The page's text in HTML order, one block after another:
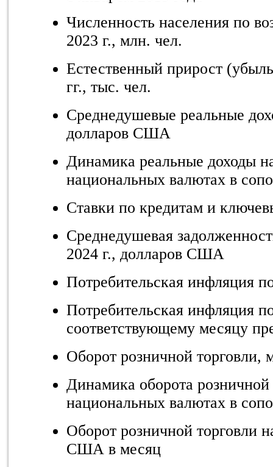
Численность населения по
2023 г., млн. чел.
Естественный прирост
гг., тыс. чел.
Среднедушевые реальные
долларов США
Динамика реальные доходы
национальных валютах в
Ставки по кредитам и
Среднедушевая
2024 г., долларов США
Потребительская инфляция
Потребительская инфляция
соответствующему месяцу
Оборот розничной
Динамика оборота розничной
национальных валютах в
Оборот розничной торговли
США в месяц